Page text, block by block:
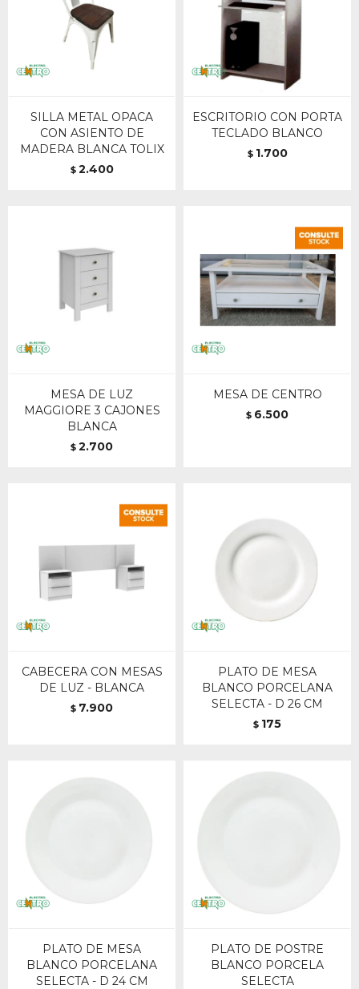
SILLA METAL OPACA
CON ASIENTO DE
MADERA BLANCA TOLIX
$ 2.400
ESCRITORIO CON PORTA
TECLADO BLANCO
$ 1.700
MESA DE LUZ
MAGGIORE 3 CAJONES
BLANCA
$ 2.700
MESA DE CENTRO
$ 6.500
CABECERA CON MESAS
DE LUZ - BLANCA
$ 7.900
PLATO DE MESA
BLANCO PORCELANA
SELECTA - D 26 CM
$ 175
PLATO DE MESA
BLANCO PORCELANA
SELECTA - D 24 CM
PLATO DE POSTRE
BLANCO PORCELA
SELECTA